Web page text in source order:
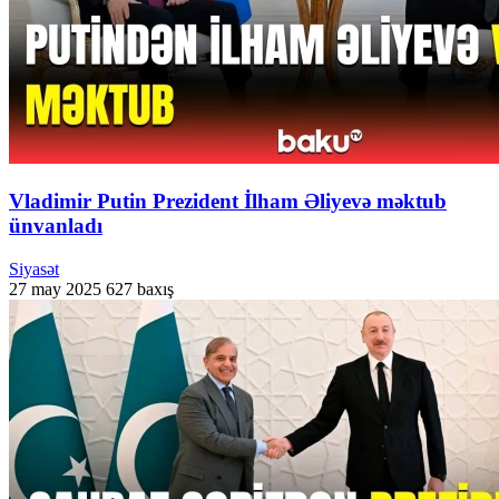
Vladimir Putin Prezident İlham Əliyevə məktub
ünvanladı
Siyasət
27 may 2025 627 baxış